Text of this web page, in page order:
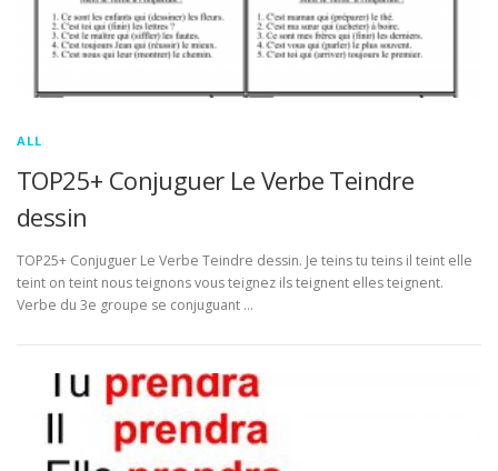
ALL
TOP25+ Conjuguer Le Verbe Teindre
dessin
TOP25+ Conjuguer Le Verbe Teindre dessin. Je teins tu teins il teint elle
teint on teint nous teignons vous teignez ils teignent elles teignent.
Verbe du 3e groupe se conjuguant …